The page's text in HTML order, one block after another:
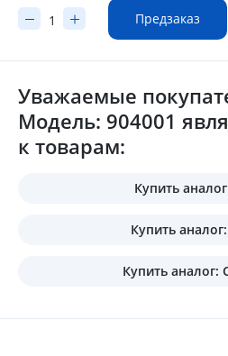
Предзаказ
Уважаемые
Модель: 904001
к товарам:
Купить
Купить
Купить аналог: